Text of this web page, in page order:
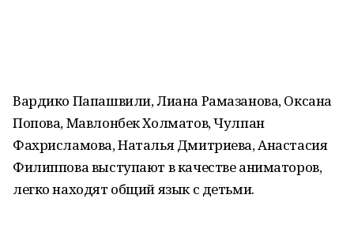
Вардико Папашвили, Лиана Рамазанова, Оксана
Попова, Мавлонбек Холматов, Чулпан
Фахрисламова, Наталья Дмитриева, Анастасия
Филиппова выступают в качестве аниматоров,
легко находят общий язык с детьми.